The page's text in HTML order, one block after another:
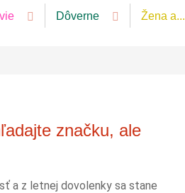
Dôverne Žena a...
značku, ale
a z letnej dovolenky sa stane